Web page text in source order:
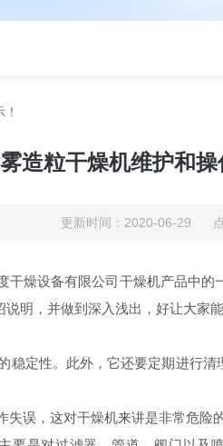
造粒干燥机维护和操
更新时间：2020-06-29 点
燥设备有限公司干燥机产品中
说明，并做到深入浅出，好让大
定性。此外，它还要定期进行
误，这对干燥机来讲是非常危